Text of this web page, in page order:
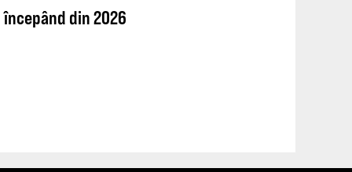
din 2026